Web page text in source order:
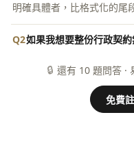
明確具體者，比格式化的尾
Q2如果我想要整份行政契
🔒 還有 10 題問答 ·
免費